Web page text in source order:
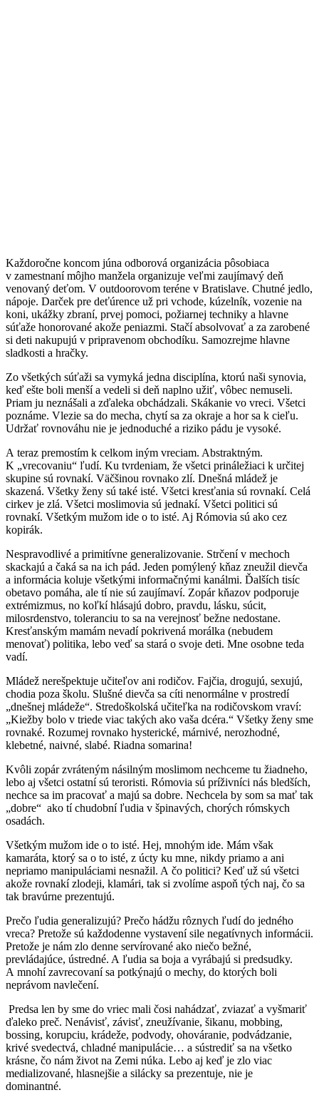
Každoročne koncom júna odborová organizácia pôsobiaca
v zamestnaní môjho manžela organizuje veľmi zaujímavý deň
venovaný deťom. V outdoorovom teréne v Bratislave. Chutné jedlo,
nápoje. Darček pre deťúrence už pri vchode, kúzelník, vozenie na
koni, ukážky zbraní, prvej pomoci, požiarnej techniky a hlavne
súťaže honorované akože peniazmi. Stačí absolvovať a za zarobené
si deti nakupujú v pripravenom obchodíku. Samozrejme hlavne
sladkosti a hračky.
Zo všetkých súťaži sa vymyká jedna disciplína, ktorú naši synovia,
keď ešte boli menší a vedeli si deň naplno užiť, vôbec nemuseli.
Priam ju neznášali a zďaleka obchádzali. Skákanie vo vreci. Všetci
poznáme. Vlezie sa do mecha, chytí sa za okraje a hor sa k cieľu.
Udržať rovnováhu nie je jednoduché a riziko pádu je vysoké.
A teraz premostím k celkom iným vreciam. Abstraktným.
K „vrecovaniu“ ľudí. Ku tvrdeniam, že všetci prináležiaci k určitej
skupine sú rovnakí. Väčšinou rovnako zlí. Dnešná mládež je
skazená. Všetky ženy sú také isté. Všetci kresťania sú rovnakí. Celá
cirkev je zlá. Všetci moslimovia sú jednakí. Všetci politici sú
rovnakí. Všetkým mužom ide o to isté. Aj Rómovia sú ako cez
kopirák.
Nespravodlivé a primitívne generalizovanie. Strčení v mechoch
skackajú a čaká sa na ich pád. Jeden pomýlený kňaz zneužil dievča
a informácia koluje všetkými informačnými kanálmi. Ďalších tisíc
obetavo pomáha, ale tí nie sú zaujímaví. Zopár kňazov podporuje
extrémizmus, no koľkí hlásajú dobro, pravdu, lásku, súcit,
milosrdenstvo, toleranciu to sa na verejnosť bežne nedostane.
Kresťanským mamám nevadí pokrivená morálka (nebudem
menovať) politika, lebo veď sa stará o svoje deti. Mne osobne teda
vadí.
Mládež nerešpektuje učiteľov ani rodičov. Fajčia, drogujú, sexujú,
chodia poza školu. Slušné dievča sa cíti nenormálne v prostredí
„dnešnej mládeže“. Stredoškolská učiteľka na rodičovskom vraví:
„Kiežby bolo v triede viac takých ako vaša dcéra.“ Všetky ženy sme
rovnaké. Rozumej rovnako hysterické, márnivé, nerozhodné,
klebetné, naivné, slabé. Riadna somarina!
Kvôli zopár zvráteným násilným moslimom nechceme tu žiadneho,
lebo aj všetci ostatní sú teroristi. Rómovia sú príživníci nás bledších,
nechce sa im pracovať a majú sa dobre. Nechcela by som sa mať tak
„dobre“ ako tí chudobní ľudia v špinavých, chorých rómskych
osadách.
Všetkým mužom ide o to isté. Hej, mnohým ide. Mám však
kamaráta, ktorý sa o to isté, z úcty ku mne, nikdy priamo a ani
nepriamo manipuláciami nesnažil. A čo politici? Keď už sú všetci
akože rovnakí zlodeji, klamári, tak si zvolíme aspoň tých naj, čo sa
tak bravúrne prezentujú.
Prečo ľudia generalizujú? Prečo hádžu rôznych ľudí do jedného
vreca? Pretože sú každodenne vystavení sile negatívnych informácii.
Pretože je nám zlo denne servírované ako niečo bežné,
prevládajúce, ústredné. A ľudia sa boja a vyrábajú si predsudky.
A mnohí zavrecovaní sa potkýnajú o mechy, do ktorých boli
neprávom navlečení.
Predsa len by sme do vriec mali čosi nahádzať, zviazať a vyšmariť
ďaleko preč. Nenávisť, závisť, zneužívanie, šikanu, mobbing,
bossing, korupciu, krádeže, podvody, ohováranie, podvádzanie,
krivé svedectvá, chladné manipulácie… a sústrediť sa na všetko
krásne, čo nám život na Zemi núka. Lebo aj keď je zlo viac
medializované, hlasnejšie a silácky sa prezentuje, nie je
dominantné.